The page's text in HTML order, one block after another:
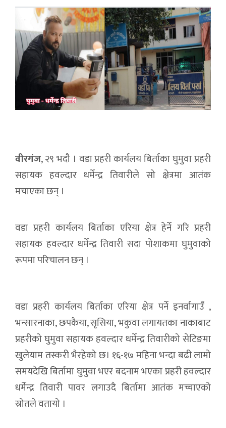
वीरगंज, २९ भदौ । वडा प्रहरी कार्यलय बिर्ताका घुमुवा प्रहरी
सहायक हवल्दार धर्मेन्द्र तिवारीले सो क्षेत्रमा आतंक
मचाएका छन् ।
वडा प्रहरी कार्यलय बिर्ताका एरिया क्षेत्र हेर्ने गरि प्रहरी
सहायक हवल्दार धर्मेन्द्र तिवारी सदा पोशाकमा घुमुवाको
रूपमा परिचालन छन् ।
वडा प्रहरी कार्यलय बिर्ताका एरिया क्षेत्र पर्ने इनर्वागाउँ ,
भन्सारनाका, छपकैया, सृसिया, भकुवा लगायतका नाकाबाट
प्रहरीको घुमुवा सहायक हवल्दार धर्मेन्द्र तिवारीको सेटिङमा
खुलेयाम तस्करी भैरहेको छ। १६-१७ महिना भन्दा बढी लामो
समयदेखि बिर्तामा घुमुवा भएर बदनाम भएका प्रहरी हवल्दार
धर्मेन्द्र तिवारी पावर लगाउदै बिर्तामा आतंक मच्चाएको
स्रोतले वतायो ।